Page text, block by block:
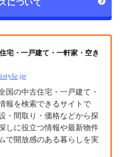
宅・一戸建て・一軒家・空き
国の中古住宅・一戸建て・
報を検索できるサイトで
・間取り・価格などから探
しに役立つ情報や最新物件
で開放感のある暮らしを実